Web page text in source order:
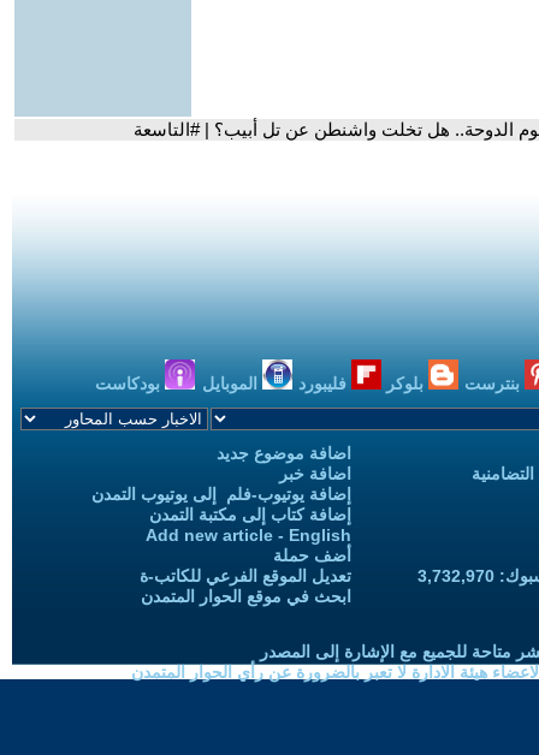
الدوحة.. هل تخلت واشنطن عن تل أبيب؟ | #التاسعة
بنترست بلوكر فليبورد الموبايل بودكاست
اضافة موضوع جديد
اضافة خبر
إضافة يوتيوب-فلم إلى يوتيوب التمدن
إضافة كتاب إلى مكتبة التمدن
Add new article - English
أضف حملة
تعديل الموقع الفرعي للكاتب-ة
ابحث في موقع الحوار المتمدن
متاحة للجميع مع الإشارة إلى المصدر
هيئة الادارة لا تعبر بالضرورة عن رأي الحوار المتمدن